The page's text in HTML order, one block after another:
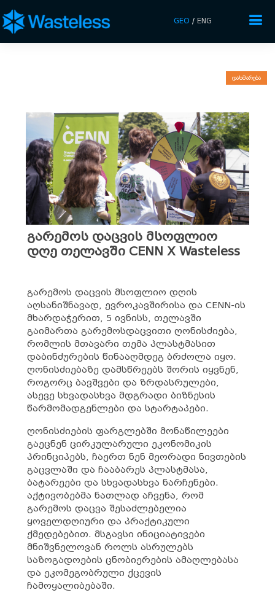
GEO /ENG
დახმარება
გარემოს დაცვის მსოფლიო
დღე თელავში CENN X Wasteless
გარემოს დაცვის მსოფლიო დღის
აღსანიშნავად, ევროკავშირისა და CENN-ის
მხარდაჭერით, 5 ივნისს, თელავში
გაიმართა გარემოსდაცვითი ღონისძიება,
რომლის მთავარი თემა პლასტმასით
დაბინძურების წინააღმდეგ ბრძოლა იყო.
ღონისძიებაზე დამსწრეებს შორის იყვნენ,
როგორც ბავშვები და ზრდასრულები,
ასევე სხვადასხვა მდგრადი ბიზნესის
წარმომადგენლები და სტარტაპები.
ღონისძიების ფარგლებში მონაწილეები
გაეცნენ ცირკულარული ეკონომიკის
პრინციპებს, ჩაერთ ნენ მეორადი ნივთების
გაცვლაში და ჩააბარეს პლასტმასა,
ბატარეები და სხვადასხვა ნარჩენები.
აქტივობებმა ნათლად აჩვენა, რომ
გარემოს დაცვა შესაძლებელია
ყოველდღიური და პრაქტიკული
ქმედებებით. მსგავსი ინიციატივები
მნიშვნელოვან როლს ასრულებს
საზოგადოების ცნობიერების ამაღლებასა
და ეკომეგობრული ქცევის
ჩამოყალიბებაში.